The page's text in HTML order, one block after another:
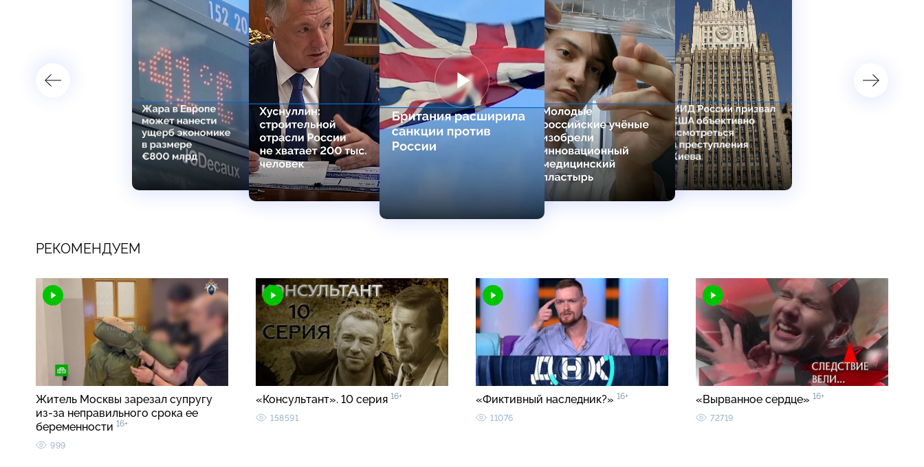
РЕКОМЕНДУЕМ
Житель Москвы зарезал супругу
из-за неправильного срока ее
беременности 16+
999
«Консультант». 10 серия 16+
158591
«Фиктивный наследник?» 16+
11076
«Вырванное сердце» 16+
72719